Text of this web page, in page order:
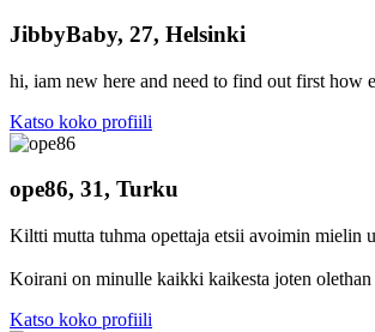
JibbyBaby, 27, Helsinki
hi, iam new here and need to find out first how
Katso koko profiili
ope86, 31, Turku
Kiltti mutta tuhma opettaja etsii avoimin mielin
Koirani on minulle kaikki kaikesta joten
Katso koko profiili